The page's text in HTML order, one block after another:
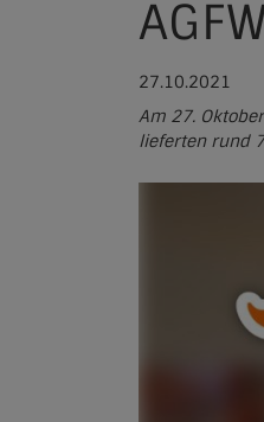
27.10.2021
Am 27.
lieferten rund